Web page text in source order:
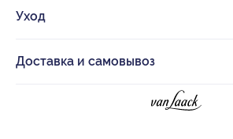
Уход
Доставка и самовывоз